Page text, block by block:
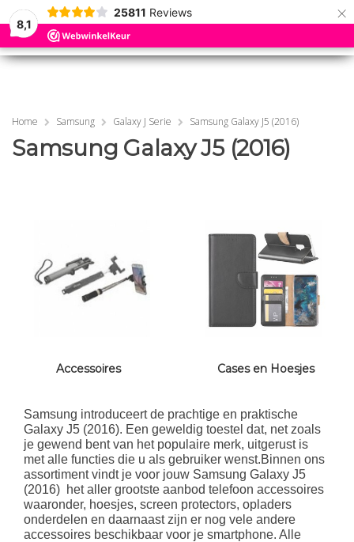
8,1
25811 Reviews ×
MENU
MENU
Home Samsung Galaxy J Serie Samsung Galaxy J5 (2016)
Samsung Galaxy J5 (2016)
Accessoires Cases en Hoesjes
Samsung introduceert de prachtige en praktische
Galaxy J5 (2016). Een geweldig toestel dat, net zoals
je gewend bent van het populaire merk, uitgerust is
met alle functies die u als gebruiker wenst.Binnen ons
assortiment vindt je voor jouw Samsung Galaxy J5
(2016) het aller grootste aanbod telefoon accessoires
waaronder, hoesjes, screen protectors, opladers
onderdelen en daarnaast zijn er nog vele andere
accessoires beschikbaar voor je smartphone. Alle